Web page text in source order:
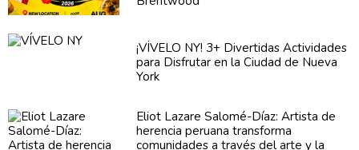
¡VÍVELO NY! 3+ DivertidasActividades
para Disfrutar en la Ciudad de Nueva
York
Eliot LazareSalomé-Díaz: Artista de
herencia peruana transforma
comunidades a través del arte y la